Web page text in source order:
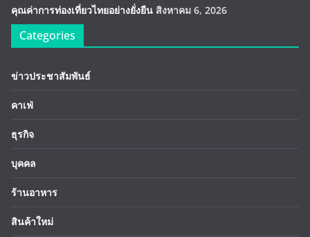
คุณค่าการท่องเที่ยวไทยอย่างยั่งยืน สิงหาคม 6, 2026
Categories
ข่าวประชาสัมพันธ์
คาเฟ่
ธุรกิจ
บุคคล
ร้านอาหาร
สินค้าใหม่